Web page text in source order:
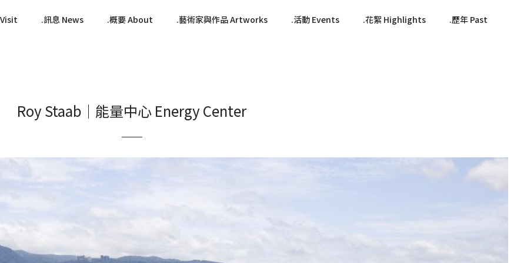
訊息 News 概要 About 藝術家與作品 Artworks 活動 Events 花絮 Highlights 歷年 Past
Roy Staab｜能量中心 Energy Center